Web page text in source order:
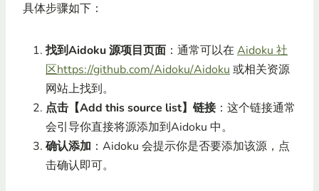
具体步骤如下：
找到Aidoku 源项目页面 ：通常可以在Aidoku 社
区https://github.com/Aidoku/Aidoku 或相关资源
网站上找到。
点击【Add this source list】链接：这个链接通常
会引导你直接将源添加到Aidoku 中。
确认添加 ：Aidoku 会提示你是否要添加该源，点
击确认即可。